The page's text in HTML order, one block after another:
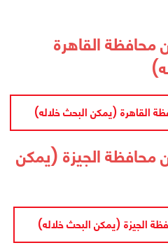
محافظة القاهرة
القاهرة (يمكن البحث خلاله)
محافظة الجيزة (يمكن
الجيزة (يمكن البحث خلاله)